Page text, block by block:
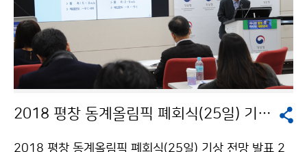
2018 평창 동계올림픽 폐회식(25일) 기상전망 발표
2018 평창 동계올림픽 폐회식(25일) 기상 전망 발표 2